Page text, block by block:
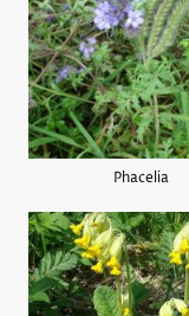
Phacelia